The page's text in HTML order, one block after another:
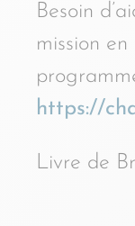
Besoin
mission
https://
Livre de